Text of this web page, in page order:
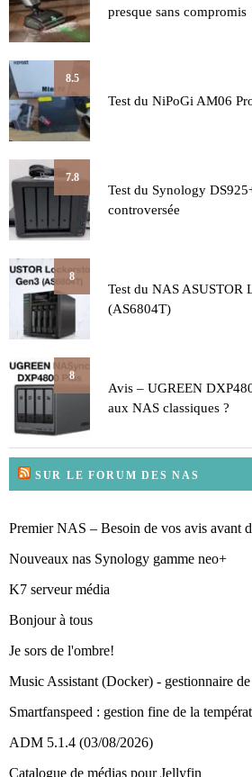
presque sans compromis
8.5
Test du NiPoGi AM06
7.8
Test du Synology
controversée
8
Test du NAS ASUSTOR
(AS6804T)
8
Avis – UGREEN
aux NAS classiques ?
SUR LE FORUM DES NAS
Premier NAS – Besoin de vos avis avant
Nouveaux nas Synology gamme neo+
K7 serveur média
Bonjour à tous
Je sors de l'ombre!
Music Assistant (Docker) - gestionnaire
Smartfanspeed : gestion fine de la
ADM 5.1.4 (03/08/2026)
Catalogue de médias pour Jellyfin